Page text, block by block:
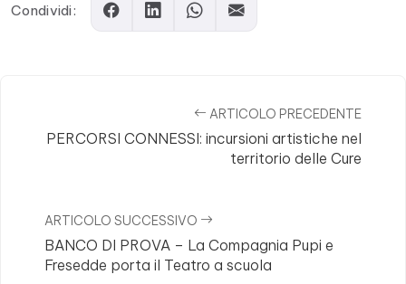
Condividi:
ARTICOLO PRECEDENTE
PERCORSI CONNESSI: incursioni artistiche nel
territorio delle Cure
ARTICOLO SUCCESSIVO
BANCO DI PROVA – La Compagnia Pupi e
Fresedde porta il Teatro a scuola